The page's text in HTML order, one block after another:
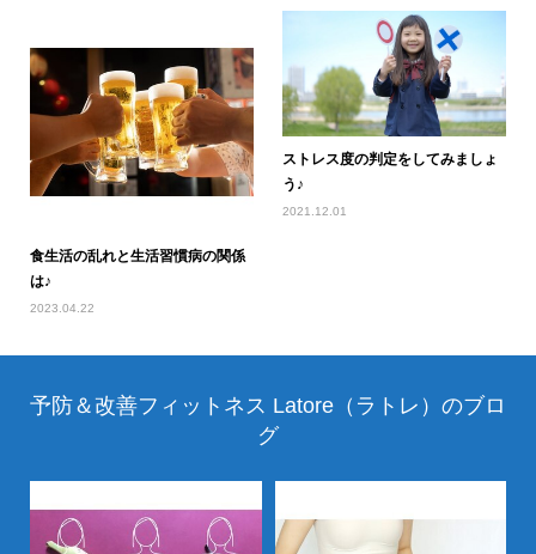
食生活の乱れと生活習慣病の関係
は♪
2023.04.22
ストレス度の判定をしてみましょ
う♪
2021.12.01
予防＆改善フィットネス Latore（ラトレ）のブロ
グ